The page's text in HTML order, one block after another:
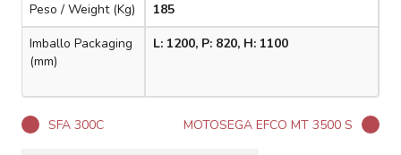
Peso / Weight (Kg)
185
Imballo Packaging
(mm)
L: 1200, P: 820, H: 1100
MOTOSEGA EFCO MT 3500 S
SFA 300C